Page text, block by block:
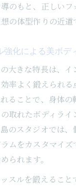
のもと、正しいフ
の体型作りの近道
強化による美ボデ
大きな特長は、イ
率よく鍛えられる
ることで、身体の
取れたボディライ
のスタジオでは
ムをカスタマイ
られます。
スルを鍛えること